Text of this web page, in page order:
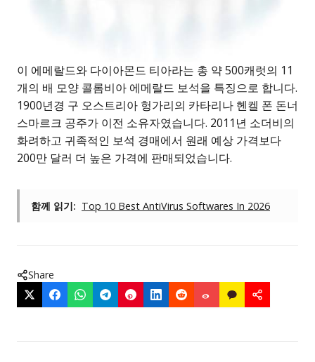
이 에메랄드와 다이아몬드 티아라는 총 약 500캐럿의 11
개의 배 모양 콜롬비아 에메랄드 보석을 특징으로 합니다.
1900년경 구 오스트리아 헝가리의 카타리나 헨켈 폰 돈너
스마르크 공주가 이전 소유자였습니다. 2011년 소더비의
화려하고 귀족적인 보석 경매에서 원래 예상 가격보다
200만 달러 더 높은 가격에 판매되었습니다.
함께 읽기: Top 10 Best AntiVirus Softwares In 2026
Share